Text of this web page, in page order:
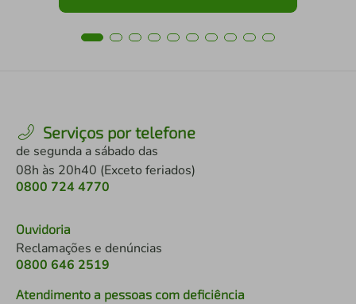
Serviços por telefone
de segunda a sábado das
08h às 20h40 (Exceto feriados)
0800 724 4770
Ouvidoria
Reclamações e denúncias
0800 646 2519
Atendimento a pessoas com deficiência